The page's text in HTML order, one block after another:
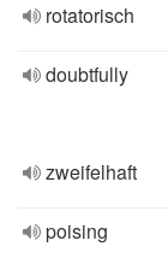
rotatorisch
doubtfully
zweifelhaft
poising